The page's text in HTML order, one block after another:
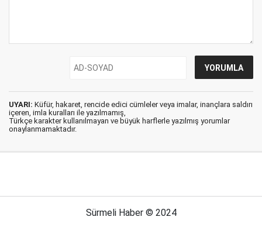
UYARI: Küfür, hakaret, rencide edici cümleler veya imalar, inançlara saldırı
içeren, imla kuralları ile yazılmamış,
Türkçe karakter kullanılmayan ve büyük harflerle yazılmış yorumlar
onaylanmamaktadır.
Sürmeli Haber © 2024